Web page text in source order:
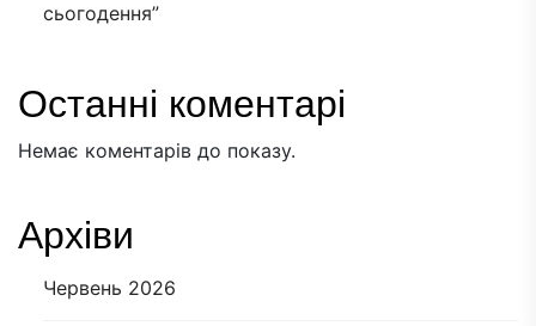
сьогодення”
Останні коментарі
Немає коментарів до показу.
Архіви
Червень 2026